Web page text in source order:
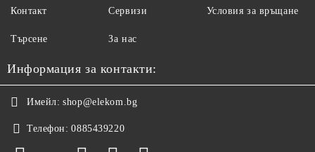
Контакт
Търсене
Сервизи
За нас
Условия за връщане
Информация за контакти:
Имейл: shop@elekom.bg
Телефон: 0885439220